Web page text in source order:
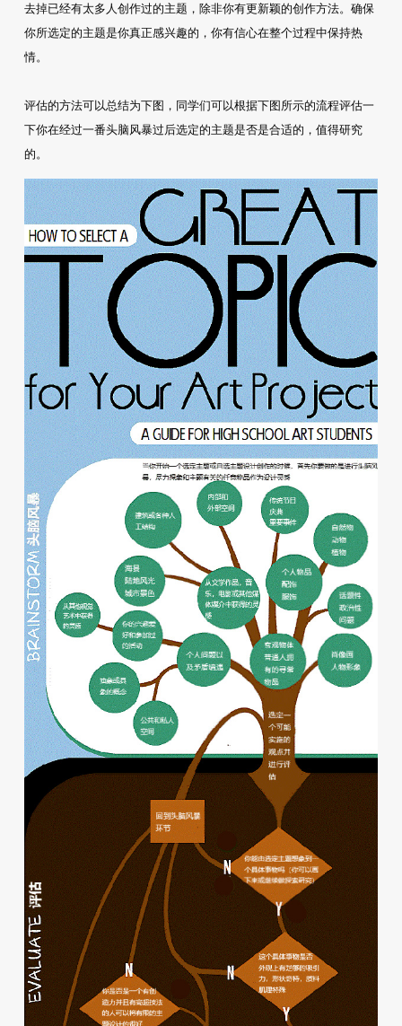
去掉已经有太多人创作过的主题，除非你有更新颖的创作方法。确保
你所选定的主题是你真正感兴趣的，你有信心在整个过程中保持热
情。
评估的方法可以总结为下图，同学们可以根据下图所示的流程评估一
下你在经过一番头脑风暴过后选定的主题是否是合适的，值得研究
的。